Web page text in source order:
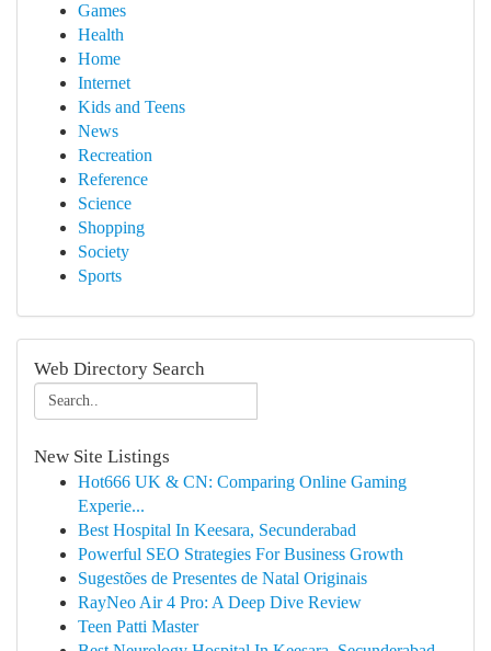
Games
Health
Home
Internet
Kids and Teens
News
Recreation
Reference
Science
Shopping
Society
Sports
Web Directory Search
New Site Listings
Hot666 UK & CN: Comparing Online Gaming
Experie...
Best Hospital In Keesara, Secunderabad
Powerful SEO Strategies For Business Growth
Sugestões de Presentes de Natal Originais
RayNeo Air 4 Pro: A Deep Dive Review
Teen Patti Master